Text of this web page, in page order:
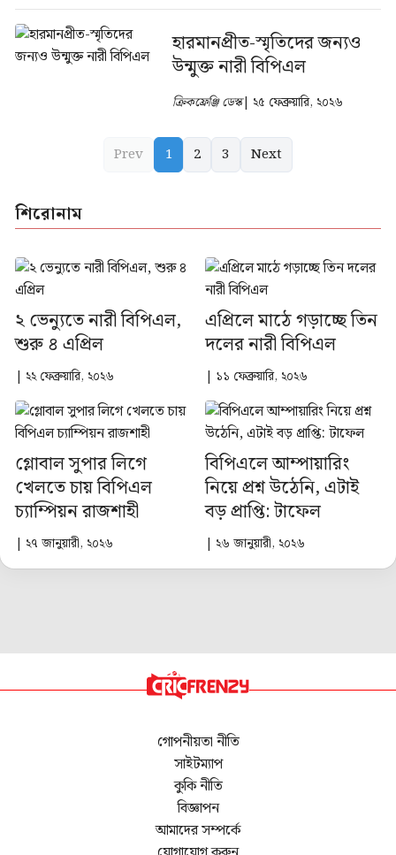
হারমানপ্রীত-স্মৃতিদের জন্যও
উন্মুক্ত নারী বিপিএল
ক্রিকফ্রেঞ্জি ডেস্ক| ২৫ ফেব্রুয়ারি, ২০২৬
Prev 1 2 3 Next
শিরোনাম
২ ভেন্যুতে নারী বিপিএল,
শুরু ৪ এপ্রিল
| ২২ ফেব্রুয়ারি, ২০২৬
এপ্রিলে মাঠে গড়াচ্ছে তিন
দলের নারী বিপিএল
| ১১ ফেব্রুয়ারি, ২০২৬
গ্লোবাল সুপার লিগে
খেলতে চায় বিপিএল
চ্যাম্পিয়ন রাজশাহী
| ২৭ জানুয়ারী, ২০২৬
বিপিএলে আম্পায়ারিং
নিয়ে প্রশ্ন উঠেনি, এটাই
বড় প্রাপ্তি: টাফেল
| ২৬ জানুয়ারী, ২০২৬
গোপনীয়তা নীতি
সাইটম্যাপ
কুকি নীতি
বিজ্ঞাপন
আমাদের সম্পর্কে